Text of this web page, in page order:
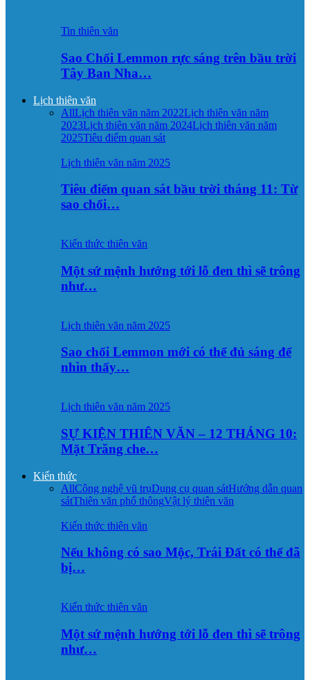
Tin thiên văn
Sao Chổi Lemmon rực sáng trên bầu trời
Tây Ban Nha…
Lịch thiên văn
AllLịch thiên văn năm 2022Lịch thiên văn năm
2023Lịch thiên văn năm 2024Lịch thiên văn năm
2025Tiêu điểm quan sát
Lịch thiên văn năm 2025
Tiêu điểm quan sát bầu trời tháng 11: Từ
sao chổi…
Kiến thức thiên văn
Một sứ mệnh hướng tới lỗ đen thì sẽ trông
như…
Lịch thiên văn năm 2025
Sao chổi Lemmon mới có thể đủ sáng để
nhìn thấy…
Lịch thiên văn năm 2025
SỰ KIỆN THIÊN VĂN – 12 THÁNG 10:
Mặt Trăng che…
Kiến thức
AllCông nghệ vũ trụDụng cụ quan sátHướng dẫn quan
sátThiên văn phổ thôngVật lý thiên văn
Kiến thức thiên văn
Nếu không có sao Mộc, Trái Đất có thể đã
bị…
Kiến thức thiên văn
Một sứ mệnh hướng tới lỗ đen thì sẽ trông
như…